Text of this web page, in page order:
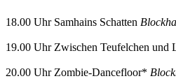
18.00 Uhr Samhains Schatten
19.00 Uhr Zwischen Teufelchen und
20.00 Uhr Zombie-Dancefloor*